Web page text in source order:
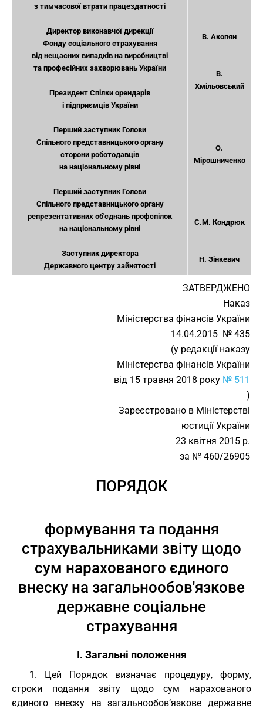
з тимчасової втрати працездатності
Директор виконавчої дирекції
Фонду соціального страхування
від нещасних випадків на виробництві
та професійних захворювань України
Президент Спілки орендарів
і підприємців України
Перший заступник Голови
Спільного представницького органу
сторони роботодавців
на національному рівні
Перший заступник Голови
Спільного представницького органу
репрезентативних об'єднань профспілок
на національному рівні
Заступник директора
Державного центру зайнятості
В. Акопян
В.
Хмільовський
О.
Мірошниченко
С.М. Кондрюк
Н. Зінкевич
ЗАТВЕРДЖЕНО
Наказ
Міністерства фінансів України
14.04.2015 № 435
(у редакції наказу
Міністерства фінансів України
від 15 травня 2018 року № 511
)
Зареєстровано в Міністерстві
юстиції України
23 квітня 2015 р.
за № 460/26905
ПОРЯДОК
формування та подання
страхувальниками звіту щодо
сум нарахованого єдиного
внеску на загальнообов'язкове
державне соціальне
страхування
I. Загальні положення
1. Цей Порядок визначає процедуру, форму,
строки подання звіту щодо сум нарахованого
єдиного внеску на загальнообов’язкове державне